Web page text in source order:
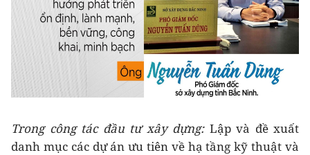
Trong công tác đầu tư xây dựng: Lập và đề xuất
danh mục các dự án ưu tiên về hạ tầng kỹ thuật và